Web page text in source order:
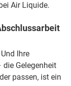
Air Liquide.
Ihre
Gelegenheit
passen, ist ein